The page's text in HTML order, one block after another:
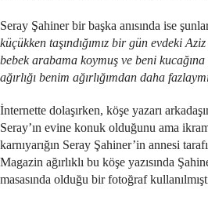
Seray Şahiner bir başka anısında ise
küçükken taşındığımız bir gün evdeki
bebek arabama koymuş ve beni
ağırlığı benim ağırlığımdan daha
İnternette dolaşırken, köşe yazarı
Seray’ın evine konuk olduğunu ama
karnıyarığın Seray Şahiner’in annesi
Magazin ağırlıklı bu köşe yazısında
masasında olduğu bir fotoğraf